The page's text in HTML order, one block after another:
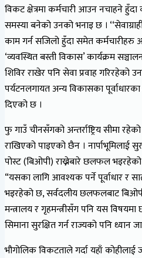
विकट क्षेत्रमा कर्मचारी आउन नचाहने
समस्या बनेको उनको भनाइ छ ।
काम गर्न सजिलो हुँदा समेत कर्मचारीहरु
‘व्यवस्थित बस्ती विकास’ कार्यक्रम
शिविर राखेर पनि सेवा प्रवाह गरिरहेको
पर्यटनलगायत अन्य विकासका पूर्वाधारका
दिएको छ ।
फु गाउँ चीनसँगको अन्तर्राष्ट्रिय सीमा
राखिएको पाइएको छैन । नार्पाभूमिलाई
पोस्ट (बिओपी) राख्नेबारे छलफल
“यसका लागि आवश्यक पर्ने पूर्वाधार र
भइरहेको छ, सर्वदलीय छलफलबाट
मन्त्रालय र गृहमन्त्रीसँग पनि यस विषयमा
सिमाना सुरक्षित गर्न राज्यको पनि ध्यान
भौगोलिक विकटताले गर्दा यहाँ